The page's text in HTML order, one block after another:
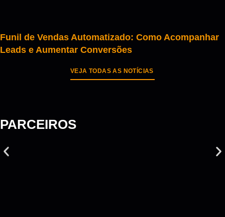
Funil de Vendas Automatizado: Como Acompanhar
Leads e Aumentar Conversões
VEJA TODAS AS NOTÍCIAS
PARCEIROS